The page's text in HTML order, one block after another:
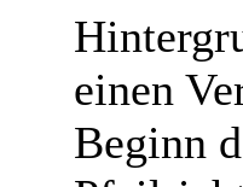
einen
Beginn